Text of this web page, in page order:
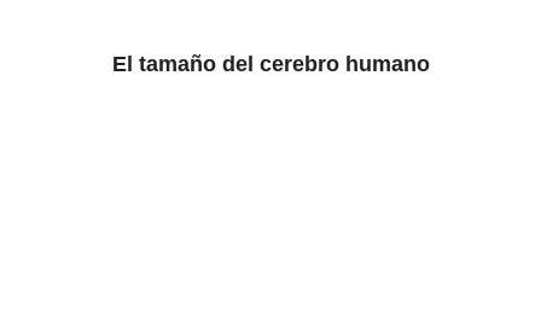
El tamaño del cerebro humano